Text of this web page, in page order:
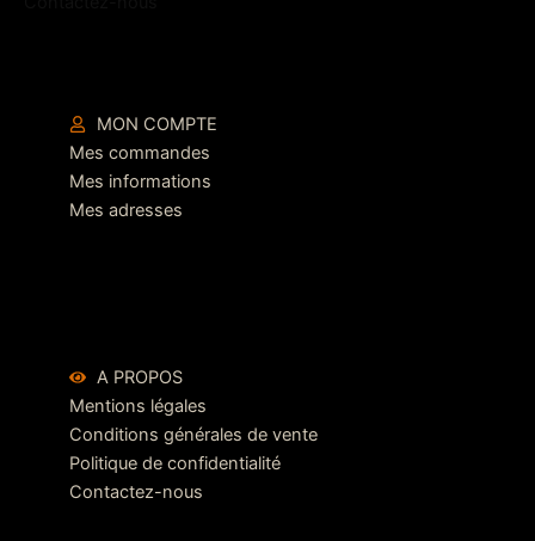
MON COMPTE
Mes commandes
Mes informations
Mes adresses
A PROPOS
Mentions légales
Conditions générales de vente
Politique de confidentialité
Contactez-nous